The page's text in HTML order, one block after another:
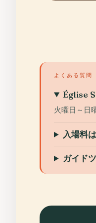
よくある質問
Église
火曜日～日
入場料
ガイド